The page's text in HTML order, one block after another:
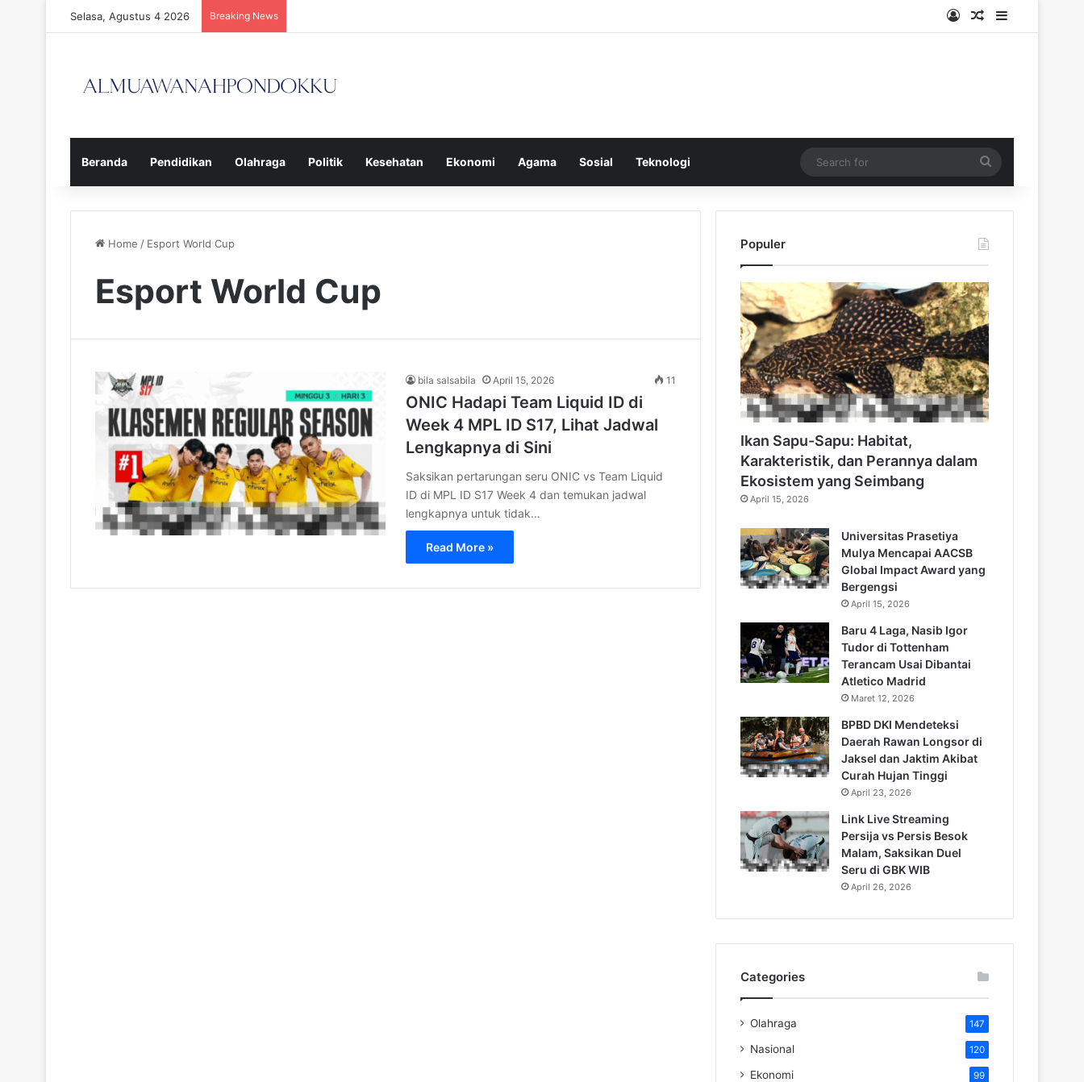
Selasa, Agustus 4 2026 Breaking News Log InRandom Article
Sidebar
Beranda Pendidikan Olahraga Politik Kesehatan Ekonomi Agama Sosial Teknologi
for
Home / Esport World Cup
Esport World Cup
bila salsabila April 15, 2026 11
ONIC Hadapi Team Liquid ID di
Week 4 MPL ID S17, Lihat Jadwal
Lengkapnya di Sini
Saksikan pertarungan seru ONIC vs Team Liquid
ID di MPL ID S17 Week 4 dan temukan jadwal
lengkapnya untuk tidak…
Read More »
Populer
Ikan Sapu-Sapu: Habitat,
Karakteristik, dan Perannya dalam
Ekosistem yang Seimbang
April 15, 2026
Universitas Prasetiya
Mulya Mencapai AACSB
Global Impact Award yang
Bergengsi
April 15, 2026
Baru 4 Laga, Nasib Igor
Tudor di Tottenham
Terancam Usai Dibantai
Atletico Madrid
Maret 12, 2026
BPBD DKI Mendeteksi
Daerah Rawan Longsor di
Jaksel dan Jaktim Akibat
Curah Hujan Tinggi
April 23, 2026
Link Live Streaming
Persija vs Persis Besok
Malam, Saksikan Duel
Seru di GBK WIB
April 26, 2026
Categories
Olahraga 147
Nasional 120
Ekonomi 99